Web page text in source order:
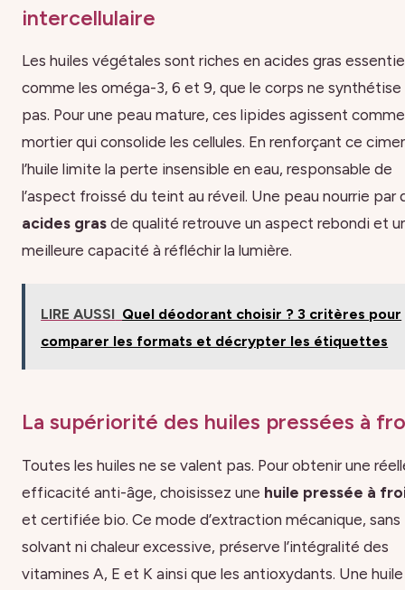
intercellulaire
Les huiles végétales sont riches en acides gras
comme les oméga-3, 6 et 9, que le corps ne synthétise
pas. Pour une peau mature, ces lipides agissent
mortier qui consolide les cellules. En renforçant ce
l’huile limite la perte insensible en eau, responsable de
l’aspect froissé du teint au réveil. Une peau nourrie par
acides gras de qualité retrouve un aspect rebondi et
meilleure capacité à réfléchir la lumière.
LIRE AUSSI Quel déodorant choisir ? 3 critères pour
comparer les formats et décrypter les étiquettes
La supériorité des huiles pressées à
Toutes les huiles ne se valent pas. Pour obtenir une
efficacité anti-âge, choisissez une huile pressée à
et certifiée bio. Ce mode d’extraction mécanique, sans
solvant ni chaleur excessive, préserve l’intégralité des
vitamines A, E et K ainsi que les antioxydants. Une huile